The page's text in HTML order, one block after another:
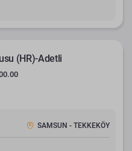
(HR)-Adetli
SAMSUN - TEKKEKÖY